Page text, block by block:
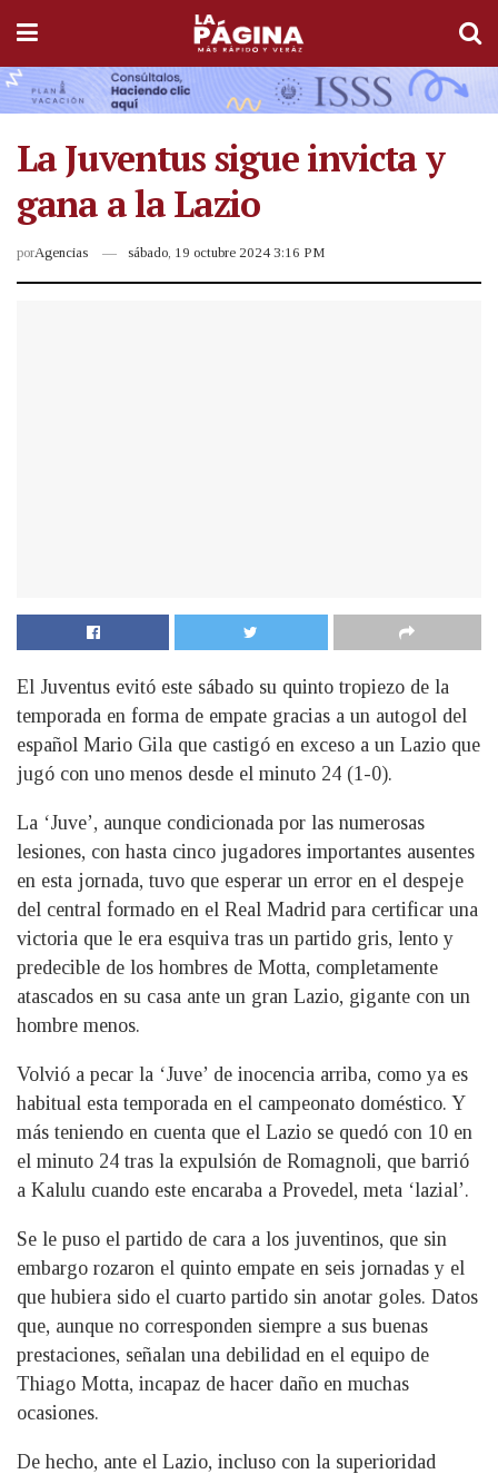
La Juventus sigue invicta y
gana a la Lazio
porAgencias sábado, 19 octubre 2024 3:16 PM
El Juventus evitó este sábado su quinto tropiezo de la
temporada en forma de empate gracias a un autogol del
español Mario Gila que castigó en exceso a un Lazio que
jugó con uno menos desde el minuto 24 (1-0).
La ‘Juve’, aunque condicionada por las numerosas
lesiones, con hasta cinco jugadores importantes ausentes
en esta jornada, tuvo que esperar un error en el despeje
del central formado en el Real Madrid para certificar una
victoria que le era esquiva tras un partido gris, lento y
predecible de los hombres de Motta, completamente
atascados en su casa ante un gran Lazio, gigante con un
hombre menos.
Volvió a pecar la ‘Juve’ de inocencia arriba, como ya es
habitual esta temporada en el campeonato doméstico. Y
más teniendo en cuenta que el Lazio se quedó con 10 en
el minuto 24 tras la expulsión de Romagnoli, que barrió
a Kalulu cuando este encaraba a Provedel, meta ‘lazial’.
Se le puso el partido de cara a los juventinos, que sin
embargo rozaron el quinto empate en seis jornadas y el
que hubiera sido el cuarto partido sin anotar goles. Datos
que, aunque no corresponden siempre a sus buenas
prestaciones, señalan una debilidad en el equipo de
Thiago Motta, incapaz de hacer daño en muchas
ocasiones.
De hecho, ante el Lazio, incluso con la superioridad